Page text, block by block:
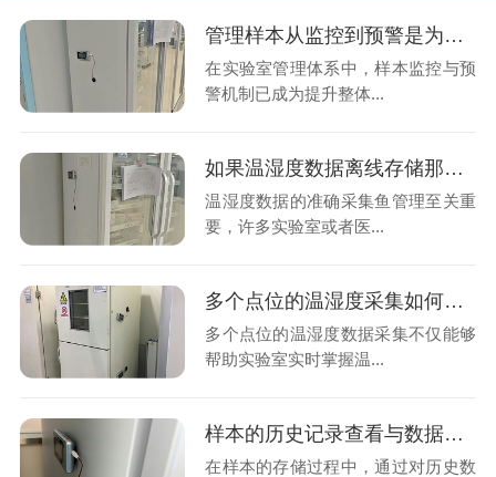
管理样本从监控到预警是为了提升了监控效率还是及时处理异常的速度呢?26.8.5
在实验室管理体系中，样本监控与预
警机制已成为提升整体...
如果温湿度数据离线存储那么在发生异常波动时工作人员如何得知?26.8.3
温湿度数据的准确采集鱼管理至关重
要，许多实验室或者医...
多个点位的温湿度采集如何将数据统一上传至同一云端平台呢?26.7.30
多个点位的温湿度数据采集不仅能够
帮助实验室实时掌握温...
样本的历史记录查看与数据分析功能是决定温湿度数据的关键吗?26.7.28
在样本的存储过程中，通过对历史数